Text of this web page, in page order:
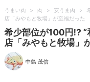
うまい肉 > 肉 > 安うま肉 >
店「みやもと牧場」が至福だった
希少部位が100円!?
店「みやもと牧場」
中島 茂信